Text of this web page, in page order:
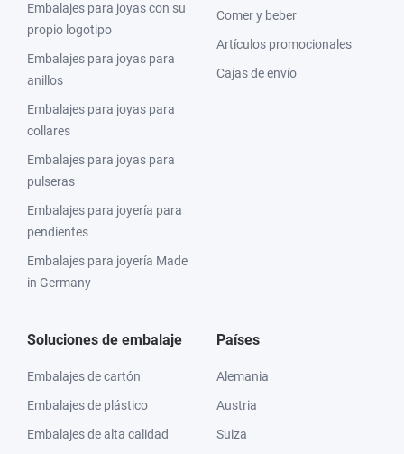
Embalajes para joyas con su
propio logotipo
Embalajes para joyas para
anillos
Embalajes para joyas para
collares
Embalajes para joyas para
pulseras
Embalajes para joyería para
pendientes
Embalajes para joyería Made
in Germany
Comer y beber
Artículos promocionales
Cajas de envío
Soluciones de embalaje
Embalajes de cartón
Embalajes de plástico
Embalajes de alta calidad
Países
Alemania
Austria
Suiza